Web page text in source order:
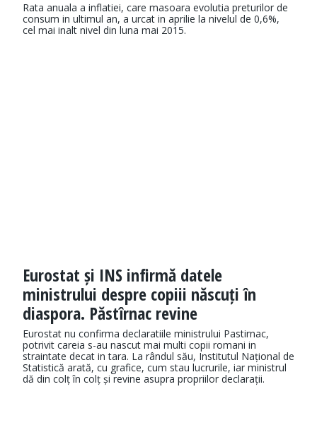
Rata anuala a inflatiei, care masoara evolutia preturilor de
consum in ultimul an, a urcat in aprilie la nivelul de 0,6%,
cel mai inalt nivel din luna mai 2015.
Eurostat și INS infirmă datele
ministrului despre copiii născuți în
diaspora. Păstîrnac revine
Eurostat nu confirma declaratiile ministrului Pastirnac,
potrivit careia s-au nascut mai multi copii romani in
straintate decat in tara. La rândul său, Institutul Național de
Statistică arată, cu grafice, cum stau lucrurile, iar ministrul
dă din colț în colț și revine asupra propriilor declarații.